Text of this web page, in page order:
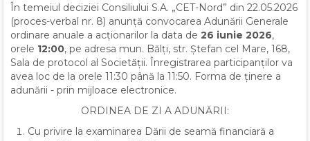
În temeiul deciziei Consiliului S.A. „CET-Nord” din 22.05.2026
(proces-verbal nr. 8) anunță convocarea Adunării Generale
ordinare anuale a acționarilor la data de 26 iunie 2026,
orele 12:00, pe adresa mun. Bălți, str. Ștefan cel Mare, 168,
Sala de protocol al Societății. Înregistrarea participanților va
avea loc de la orele 11:30 până la 11:50. Forma de ținere a
adunării - prin mijloace electronice.
ORDINEA DE ZI A ADUNĂRII:
Cu privire la examinarea Dării de seamă financiară a